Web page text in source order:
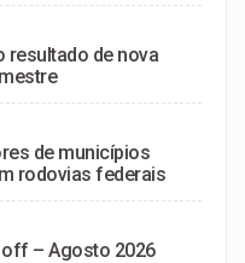
resultado de nova
de municípios
rodovias federais
off – Agosto 2026